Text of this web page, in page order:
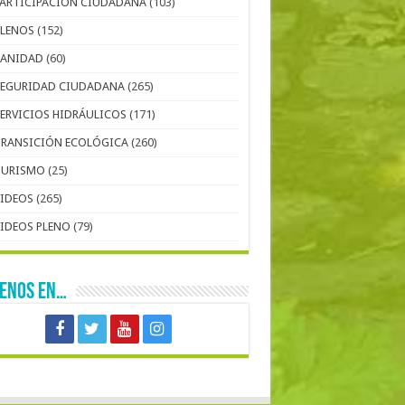
(152)
(60)
CIUDADANA (265)
HIDRÁULICOS (171)
ECOLÓGICA (260)
(25)
(265)
PLENO (79)
EN…